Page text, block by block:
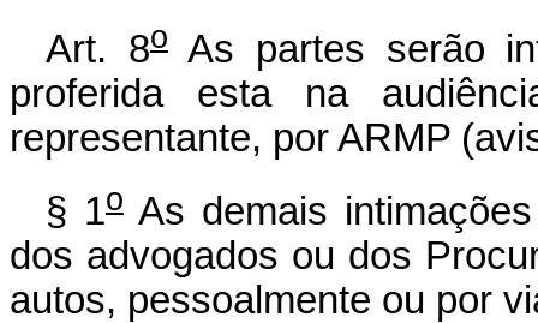
Art. 8oAs partes serão
proferida esta na
representante, por ARMP
§ 1oAs demais
dos advogados ou dos
autos, pessoalmente ou por